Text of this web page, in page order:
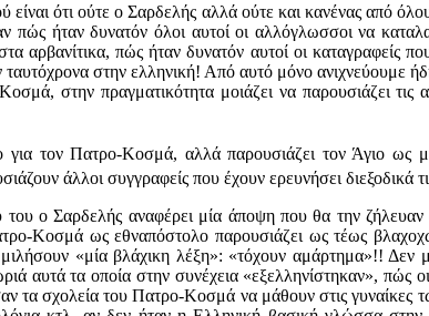
είναι ότι ούτε ο Σαρδελής αλλά ούτε και κανένας από
ήταν δυνατόν όλοι αυτοί οι αλλόγλωσσοι να
πώς ήταν δυνατόν αυτοί οι καταγραφείς
στην ελληνική! Από αυτό μόνο ανιχνεύουμε
στην πραγματικότητα μοιάζει να παρουσιάζει
τον Πατρο-Κοσμά, αλλά παρουσιάζει τον Άγιο ως
άλλοι συγγραφείς που έχουν ερευνήσει διεξοδικά
ο Σαρδελής αναφέρει μία άποψη που θα την ζήλευαν
Κοσμά ως εθναπόστολο παρουσιάζει ως τέως
«μία βλάχικη λέξη»: «τόχουν αμάρτημα»!! Δεν
αυτά τα οποία στην συνέχεια «εξελληνίστηκαν»,
τα σχολεία του Πατρο-Κοσμά να μάθουν στις